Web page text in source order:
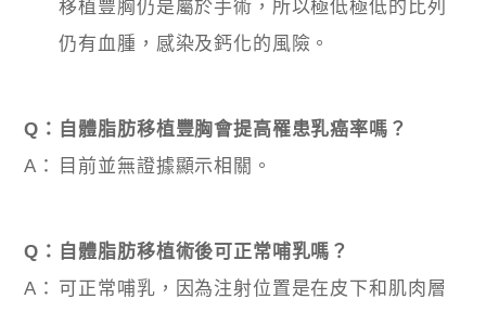
移植豐胸仍是屬於手術，所以極低極低的比列
仍有血腫，感染及鈣化的風險。
Q： 自體脂肪移植豐胸會提高罹患乳癌率嗎？
A：
目前並無證據顯示相關。
Q： 自體脂肪移植術後可正常哺乳嗎？
A：
可正常哺乳，因為注射位置是在皮下和肌肉層